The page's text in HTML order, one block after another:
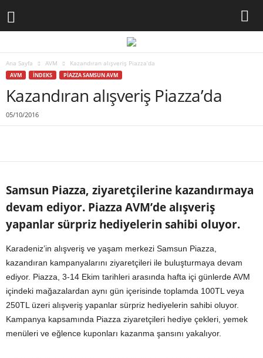
Ana Sayfa AVM Kazandıran alışveriş Piazza’da
AVM İNDEKS PIAZZA SAMSUN AVM
Kazandıran alışveriş Piazza’da
05/10/2016
Samsun Piazza, ziyaretçilerine kazandırmaya
devam ediyor. Piazza AVM’de alışveriş
yapanlar sürpriz hediyelerin sahibi oluyor.
Karadeniz’in alışveriş ve yaşam merkezi Samsun Piazza,
kazandıran kampanyalarını ziyaretçileri ile buluşturmaya devam
ediyor. Piazza, 3-14 Ekim tarihleri arasında hafta içi günlerde AVM
içindeki mağazalardan aynı gün içerisinde toplamda 100TL veya
250TL üzeri alışveriş yapanlar sürpriz hediyelerin sahibi oluyor.
Kampanya kapsamında Piazza ziyaretçileri hediye çekleri, yemek
menüleri ve eğlence kuponları kazanma şansını yakalıyor.